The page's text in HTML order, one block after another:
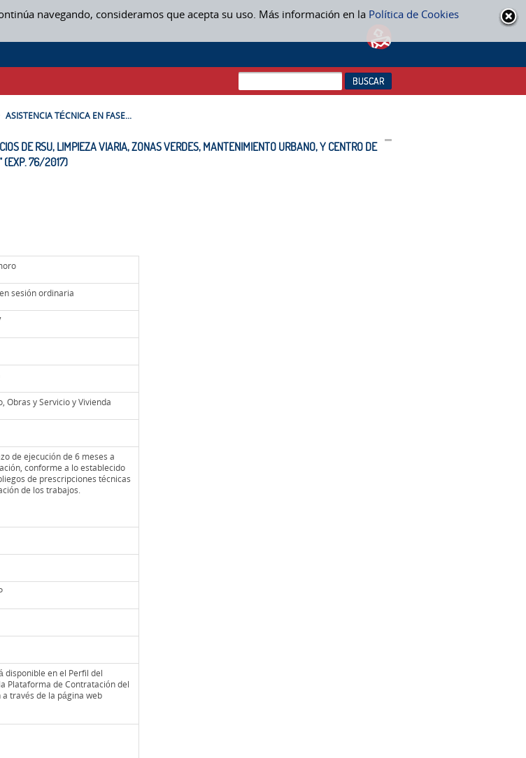
navegando, consideramos que acepta su uso. Más información en la Política de Cookies
DE RSU, LIMPIEZA VIARIA, ZONAS VERDES, MANTENIMIENTO URBANO, Y CENTRO DE PROTECCIÓN ANIMAL EN EL
EN CURSO
ASISTENCIA TÉCNICA EN FASE...
DE RSU, LIMPIEZA VIARIA, ZONAS VERDES, MANTENIMIENTO URBANO, Y CENTRO DE
(EXP. 76/2017)
sesión ordinaria
Obras y Servicio y Vivienda
de ejecución de 6 meses a
conforme a lo establecido
de prescripciones técnicas
de los trabajos.
disponible en el Perfil del
Plataforma de Contratación del
través de la página web